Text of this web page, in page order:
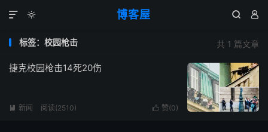
博客屋
  

共 1 篇文章
标签：校园枪击
捷克校园枪击14死20伤
 赞(0)
 新闻 阅读(2510)